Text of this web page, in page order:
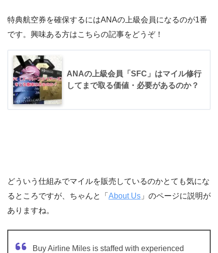
特典航空券を確保するにはANAの上級会員になるのが1番
です。興味ある方はこちらの記事をどうぞ！
ANAの上級会員「SFC」はマイル修行
してまで取る価値・必要があるのか？
どういう仕組みでマイルを販売しているのかとても気にな
るところですが、ちゃんと「 About Us 」のページに説明が
ありますね。
Buy Airline Miles is staffed with experienced